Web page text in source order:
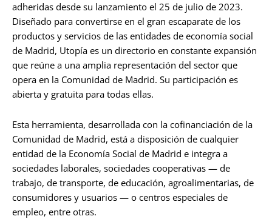
adheridas desde su lanzamiento el 25 de julio de 2023.
Diseñado para convertirse en el gran escaparate de los
productos y servicios de las entidades de economía social
de Madrid, Utopía es un directorio en constante expansión
que reúne a una amplia representación del sector que
opera en la Comunidad de Madrid. Su participación es
abierta y gratuita para todas ellas.
Esta herramienta, desarrollada con la cofinanciación de la
Comunidad de Madrid, está a disposición de cualquier
entidad de la Economía Social de Madrid e integra a
sociedades laborales, sociedades cooperativas — de
trabajo, de transporte, de educación, agroalimentarias, de
consumidores y usuarios — o centros especiales de
empleo, entre otras.­